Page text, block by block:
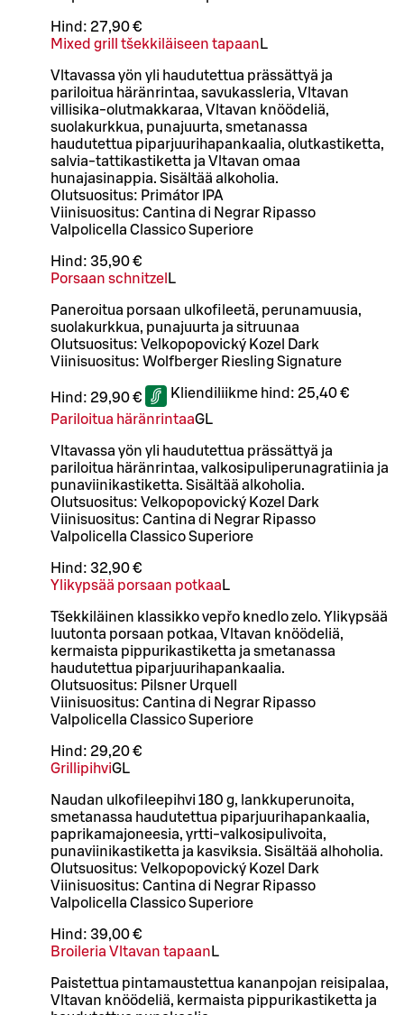
Hind: 27,90 €
Mixed grill tšekkiläiseen tapaan L
Vltavassa yön yli haudutettua prässättyä ja
pariloitua häränrintaa, savukassleria, Vltavan
villisika-olutmakkaraa, Vltavan knöödeliä,
suolakurkkua, punajuurta, smetanassa
haudutettua piparjuurihapankaalia, olutkastiketta,
salvia-tattikastiketta ja Vltavan omaa
hunajasinappia. Sisältää alkoholia.
Olutsuositus: Primátor IPA
Viinisuositus: Cantina di Negrar Ripasso
Valpolicella Classico Superiore
Hind: 35,90 €
Porsaan schnitzel L
Paneroitua porsaan ulkofileetä, perunamuusia,
suolakurkkua, punajuurta ja sitruunaa
Olutsuositus: Velkopopovický Kozel Dark
Viinisuositus: Wolfberger Riesling Signature
Hind: 29,90 € Kliendiliikme hind: 25,40 €
Pariloitua häränrintaaGL
Vltavassa yön yli haudutettua prässättyä ja
pariloitua häränrintaa, valkosipuliperunagratiinia ja
punaviinikastiketta. Sisältää alkoholia.
Olutsuositus: Velkopopovický Kozel Dark
Viinisuositus: Cantina di Negrar Ripasso
Valpolicella Classico Superiore
Hind: 32,90 €
Ylikypsää porsaan potkaa L
Tšekkiläinen klassikko vepřo knedlo zelo. Ylikypsää
luutonta porsaan potkaa, Vltavan knöödeliä,
kermaista pippurikastiketta ja smetanassa
haudutettua piparjuurihapankaalia.
Olutsuositus: Pilsner Urquell
Viinisuositus: Cantina di Negrar Ripasso
Valpolicella Classico Superiore
Hind: 29,20 €
GrillipihviGL
Naudan ulkofileepihvi 180 g, lankkuperunoita,
smetanassa haudutettua piparjuurihapankaalia,
paprikamajoneesia, yrtti-valkosipulivoita,
punaviinikastiketta ja kasviksia. Sisältää alhoholia.
Olutsuositus: Velkopopovický Kozel Dark
Viinisuositus: Cantina di Negrar Ripasso
Valpolicella Classico Superiore
Hind: 39,00 €
Broileria Vltavan tapaan L
Paistettua pintamaustettua kananpojan reisipalaa,
Vltavan knöödeliä, kermaista pippurikastiketta ja